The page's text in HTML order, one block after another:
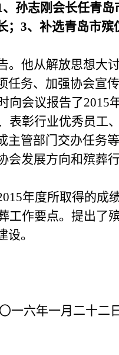
、孙志刚会长任青
；3、补选青岛市
。他从解放思想大
任务、加强协会宣
向会议报告了2015
表彰行业优秀员工
管部门交办任务等
会发展方向和殡葬
年度所取得的成
工作要点。提出了
。
〇一六年一月二十二日